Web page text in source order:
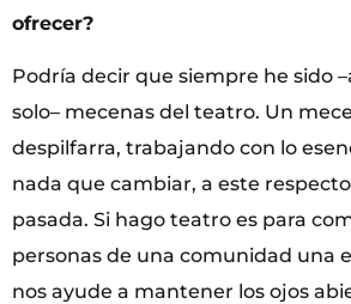
ofrecer?
Podría decir que siempre he sido
solo– mecenas del teatro. Un
despilfarra, trabajando con lo
nada que cambiar, a este
pasada. Si hago teatro es para
personas de una comunidad una
nos ayude a mantener los ojos